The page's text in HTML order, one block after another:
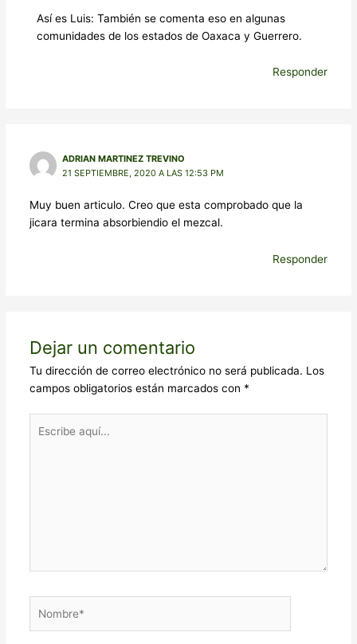
Así es Luis: También se comenta eso en algunas
comunidades de los estados de Oaxaca y Guerrero.
Responder
ADRIAN MARTINEZ TREVINO
21 SEPTIEMBRE, 2020 A LAS 12:53 PM
Muy buen articulo. Creo que esta comprobado que la
jicara termina absorbiendio el mezcal.
Responder
Dejar un comentario
Tu dirección de correo electrónico no será publicada. Los
campos obligatorios están marcados con *
aquí...